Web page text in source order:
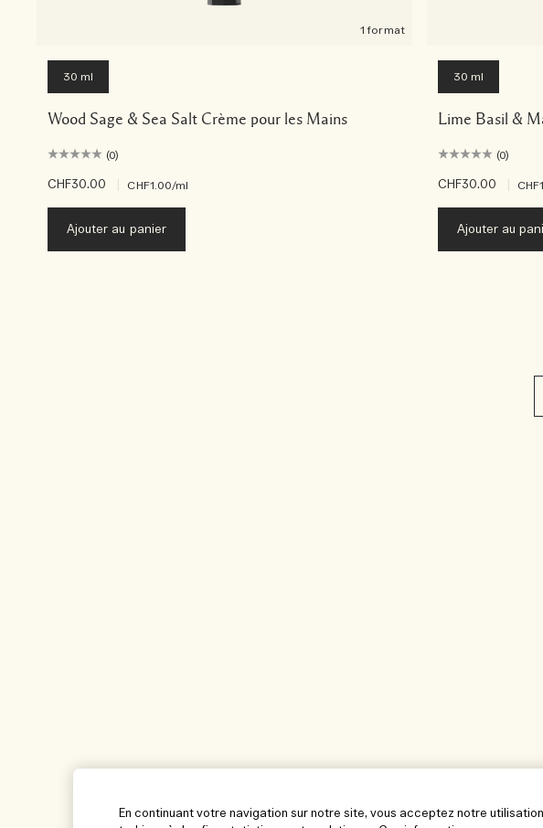
1 format
30 ml
Wood Sage & Sea Salt Crème pour les Mains
(0)
CHF30.00 CHF1.00/ml
Ajouter au panier
30 ml
Lime Basil &
(0)
CHF30.00
Ajouter au
En continuant votre navigation sur notre site, vous acceptez notre